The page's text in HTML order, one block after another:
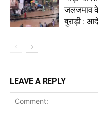
जलजमाव
बुराड़ी :
LEAVE A REPLY